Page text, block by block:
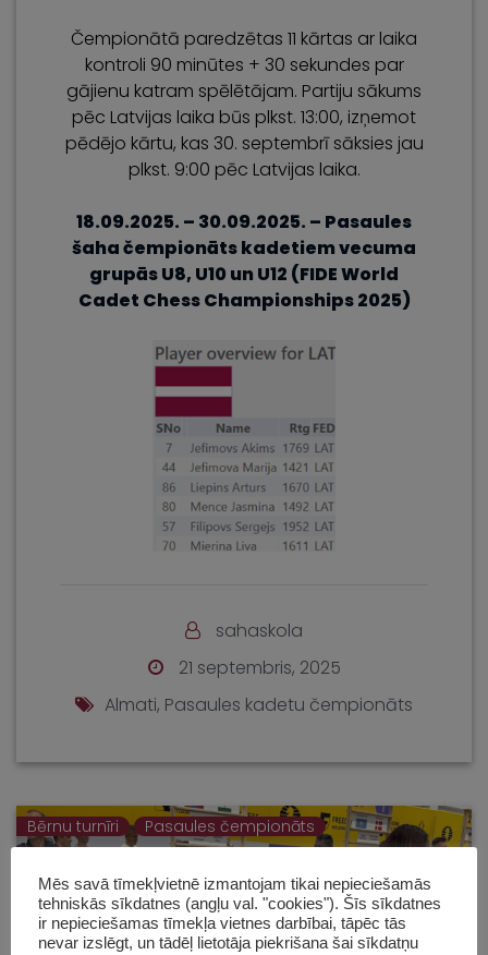
Čempionātā paredzētas 11 kārtas ar laika
kontroli 90 minūtes + 30 sekundes par
gājienu katram spēlētājam. Partiju sākums
pēc Latvijas laika būs plkst. 13:00, izņemot
pēdējo kārtu, kas 30. septembrī sāksies jau
plkst. 9:00 pēc Latvijas laika.
18.09.2025. – 30.09.2025. – Pasaules
šaha čempionāts kadetiem vecuma
grupās U8, U10 un U12 (FIDE World
Cadet Chess Championships 2025)
sahaskola
21 septembris, 2025
Almati, Pasaules kadetu čempionāts
Bērnu turnīri Pasaules čempionāts
Mēs savā tīmekļvietnē izmantojam tikai nepieciešamās
tehniskās sīkdatnes (angļu val. "cookies"). Šīs sīkdatnes
ir nepieciešamas tīmekļa vietnes darbībai, tāpēc tās
nevar izslēgt, un tādēļ lietotāja piekrišana šai sīkdatņu